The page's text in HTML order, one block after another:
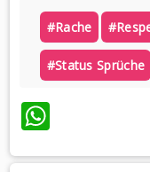
#rache
#status Sprüche